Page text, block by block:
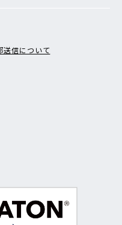
送信について